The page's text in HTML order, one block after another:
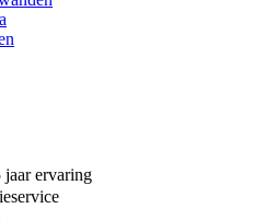
jaar ervaring